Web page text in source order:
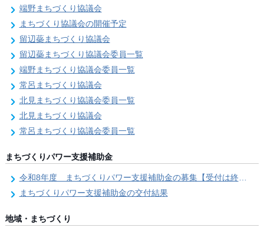
端野まちづくり協議会
まちづくり協議会の開催予定
留辺蘂まちづくり協議会
留辺蘂まちづくり協議会委員一覧
端野まちづくり協議会委員一覧
常呂まちづくり協議会
北見まちづくり協議会委員一覧
北見まちづくり協議会
常呂まちづくり協議会委員一覧
まちづくりパワー支援補助金
令和8年度 まちづくりパワー支援補助金の募集【受付は終了しました。】
まちづくりパワー支援補助金の交付結果
地域・まちづくり